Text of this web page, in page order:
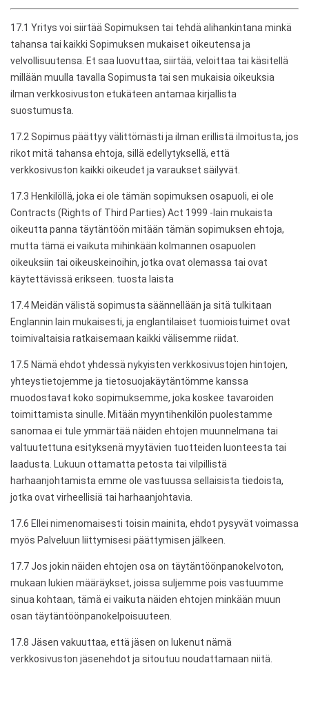
17.1 Yritys voi siirtää Sopimuksen tai tehdä alihankintana minkä
tahansa tai kaikki Sopimuksen mukaiset oikeutensa ja
velvollisuutensa. Et saa luovuttaa, siirtää, veloittaa tai käsitellä
millään muulla tavalla Sopimusta tai sen mukaisia ​​oikeuksia
ilman verkkosivuston etukäteen antamaa kirjallista
suostumusta.
17.2 Sopimus päättyy välittömästi ja ilman erillistä ilmoitusta, jos
rikot mitä tahansa ehtoja, sillä edellytyksellä, että
verkkosivuston kaikki oikeudet ja varaukset säilyvät.
17.3 Henkilöllä, joka ei ole tämän sopimuksen osapuoli, ei ole
Contracts (Rights of Third Parties) Act 1999 -lain mukaista
oikeutta panna täytäntöön mitään tämän sopimuksen ehtoja,
mutta tämä ei vaikuta mihinkään kolmannen osapuolen
oikeuksiin tai oikeuskeinoihin, jotka ovat olemassa tai ovat
käytettävissä erikseen. tuosta laista
17.4 Meidän välistä sopimusta säännellään ja sitä tulkitaan
Englannin lain mukaisesti, ja englantilaiset tuomioistuimet ovat
toimivaltaisia ​​ratkaisemaan kaikki välisemme riidat.
17.5 Nämä ehdot yhdessä nykyisten verkkosivustojen hintojen,
yhteystietojemme ja tietosuojakäytäntömme kanssa
muodostavat koko sopimuksemme, joka koskee tavaroiden
toimittamista sinulle. Mitään myyntihenkilön puolestamme
sanomaa ei tule ymmärtää näiden ehtojen muunnelmana tai
valtuutettuna esityksenä myytävien tuotteiden luonteesta tai
laadusta. Lukuun ottamatta petosta tai vilpillistä
harhaanjohtamista emme ole vastuussa sellaisista tiedoista,
jotka ovat virheellisiä tai harhaanjohtavia.
17.6 Ellei nimenomaisesti toisin mainita, ehdot pysyvät voimassa
myös Palveluun liittymisesi päättymisen jälkeen.
17.7 Jos jokin näiden ehtojen osa on täytäntöönpanokelvoton,
mukaan lukien määräykset, joissa suljemme pois vastuumme
sinua kohtaan, tämä ei vaikuta näiden ehtojen minkään muun
osan täytäntöönpanokelpoisuuteen.
17.8 Jäsen vakuuttaa, että jäsen on lukenut nämä
verkkosivuston jäsenehdot ja sitoutuu noudattamaan niitä.